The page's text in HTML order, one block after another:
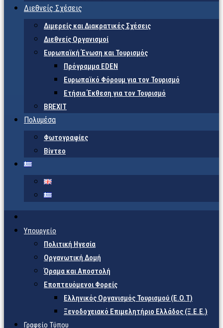
Διεθνείς Σχέσεις
Διμερείς και Διακρατικές Σχέσεις
Διεθνείς Οργανισμοί
Ευρωπαϊκή Ένωση και Τουρισμός
Πρόγραμμα EDEN
Ευρωπαϊκό Φόρουμ για τον Τουρισμό
Ετήσια Έκθεση για τον Τουρισμό
BREXIT
Πολυμέσα
Φωτογραφίες
Βίντεο
Υπουργείο
Πολιτική Ηγεσία
Οργανωτική Δομή
Όραμα και Αποστολή
Εποπτευόμενοι Φορείς
Eλληνικός Οργανισμός Τουρισμού (Ε.Ο.Τ)
Ξενοδοχειακό Επιμελητήριο Ελλάδος (Ξ.Ε.Ε.)
Γραφείο Τύπου